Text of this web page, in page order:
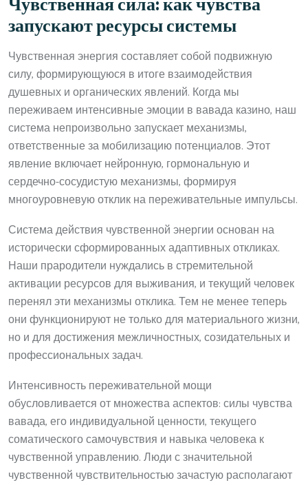
запускают ресурсы системы
Чувственная энергия составляет собой подвижную
силу, формирующуюся в итоге взаимодействия
душевных и органических явлений. Когда мы
переживаем интенсивные эмоции в вавада казино, наш
система непроизвольно запускает механизмы,
ответственные за мобилизацию потенциалов. Этот
явление включает нейронную, гормональную и
сердечно-сосудистую механизмы, формируя
многоуровневую отклик на переживательные импульсы.
Система действия чувственной энергии основан на
исторически сформированных адаптивных откликах.
Наши прародители нуждались в стремительной
активации ресурсов для выживания, и текущий человек
перенял эти механизмы отклика. Тем не менее теперь
они функционируют не только для материального жизни,
но и для достижения межличностных, созидательных и
профессиональных задач.
Интенсивность переживательной мощи
обусловливается от множества аспектов: силы чувства
вавада, его индивидуальной ценности, текущего
соматического самочувствия и навыка человека к
чувственной управлению. Люди с значительной
чувственной чувствительностью зачастую располагают